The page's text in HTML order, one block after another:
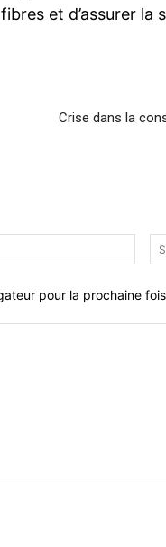
et d’assurer la
Crise dans la
Email
:*
pour la prochaine